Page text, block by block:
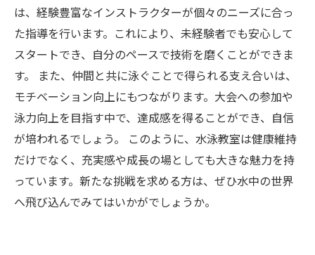
は、経験豊富なインストラクターが個々のニーズに合っ
た指導を行います。これにより、未経験者でも安心して
スタートでき、自分のペースで技術を磨くことができま
す。 また、仲間と共に泳ぐことで得られる支え合いは、
モチベーション向上にもつながります。大会への参加や
泳力向上を目指す中で、達成感を得ることができ、自信
が培われるでしょう。 このように、水泳教室は健康維持
だけでなく、充実感や成長の場としても大きな魅力を持
っています。新たな挑戦を求める方は、ぜひ水中の世界
へ飛び込んでみてはいかがでしょうか。